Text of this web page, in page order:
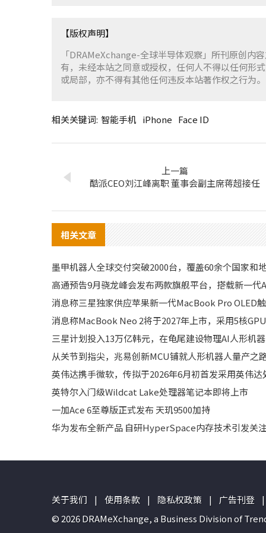
【版权声明】
「DRAMeXchange-全球半导体观察」所刊原创内
有，未经本站之同意或授权，任何人不得以任何形
或局部，亦不得有其他任何违反本站著作权之行为。
相关关键词: 智能手机 iPhone Face ID
上一篇
酷派CEO刘江峰离职 董事会副主席蒋超接任
相关文章
墨甲机器人全球交付突破2000台，覆盖60余个国家和
高通预告9月骁龙峰会发布两款旗舰平台，搭载新一代
消息称三星独家供应苹果新一代MacBook Pro OLED
消息称MacBook Neo 2将于2027年上市，采用5核
三星计划投入13万亿韩元，在龟尾建设物理AI人形机
从关节到指尖，兆易创新MCU铺就人形机器人量产之
英伟达携手微软，传拟于2026年6月初首发采用英伟
英特尔入门级Wildcat Lake处理器笔记本即将上市
一加Ace 6至尊版正式发布 天玑9500加持
华为发布全新产品 自研HyperSpace内存技术引发关
关于我们 | 使用条款 | 隐私权政策 | 广告刊登
|
© 2026 DRAMeXchange, a Business Division of